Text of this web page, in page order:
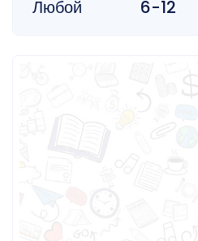
Любой 6-12